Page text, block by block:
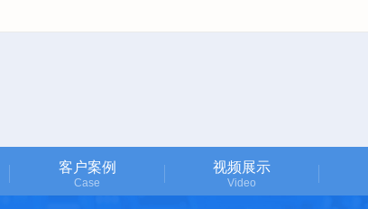
客户案例
Case
视频展示
Video